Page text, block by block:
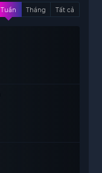
Tuần Tháng Tất cả